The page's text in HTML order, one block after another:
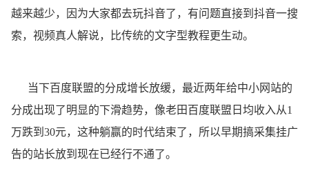
越来越少，因为大家都去玩抖音了，有问题直接到抖音一搜
索，视频真人解说，比传统的文字型教程更生动。
当下百度联盟的分成增长放缓，最近两年给中小网站的
分成出现了明显的下滑趋势，像老田百度联盟日均收入从1
万跌到30元，这种躺赢的时代结束了，所以早期搞采集挂广
告的站长放到现在已经行不通了。